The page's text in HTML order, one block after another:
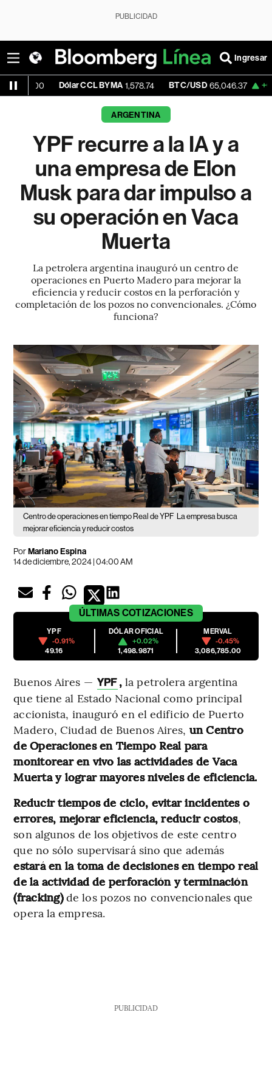
PUBLICIDAD
Ingresar
Dólar CCL BYMA 1,578.74 BTC/USD 65,046.37 +0.17%
ARGENTINA
YPF recurre a la IA y a
una empresa de Elon
Musk para dar impulso a
su operación en Vaca
Muerta
La petrolera argentina inauguró un centro de
operaciones en Puerto Madero para mejorar la
eficiencia y reducir costos en la perforación y
completación de los pozos no convencionales. ¿Cómo
funciona?
Centro de operaciones en tiempo Real de YPF La empresa busca
mejorar eficiencia y reducir costos
PorMariano Espina
14 de diciembre, 2024 | 04:00 AM
ÚLTIMAS COTIZACIONES
YPF
-0.91%
49.16
DÓLAR OFICIAL
+0.02%
1,498.9871
MERVAL
-0.45%
3,086,785.00
Buenos Aires — YPF,la petrolera argentina
que tiene al Estado Nacional como principal
accionista, inauguró en el edificio de Puerto
Madero, Ciudad de Buenos Aires, un Centro
de Operaciones en Tiempo Real para
monitorear en vivo las actividades de Vaca
Muerta y lograr mayores niveles de eficiencia.
Reducir tiempos de ciclo, evitar incidentes o
errores, mejorar eficiencia, reducir costos,
son algunos de los objetivos de este centro
que no sólo supervisará sino que además
estará en la toma de decisiones en tiempo real
de la actividad de perforación y terminación
(fracking)de los pozos no convencionales que
opera la empresa.
PUBLICIDAD